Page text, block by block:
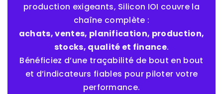
production exigeants, Silicon IOI couvre la
chaîne complète :
achats, ventes, planification, production,
stocks, qualité et finance.
Bénéficiez d’une traçabilité de bout en bout
et d’indicateurs fiables pour piloter votre
performance.